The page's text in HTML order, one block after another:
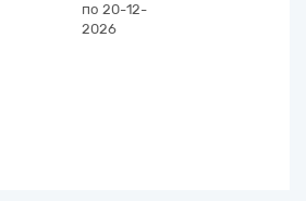
по 20-12-
2026